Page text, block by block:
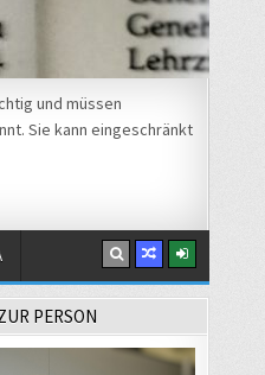
und müssen
Sie kann eingeschränkt
PERSON